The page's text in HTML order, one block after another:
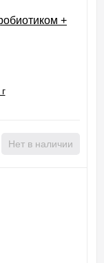
+
Нет в наличии